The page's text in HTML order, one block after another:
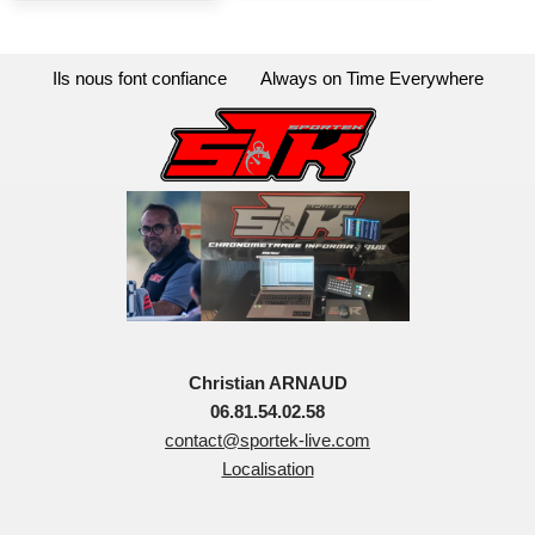
Ils nous font confiance Always on Time Everywhere
Christian ARNAUD
06.81.54.02.58
contact@sportek-live.com
Localisation